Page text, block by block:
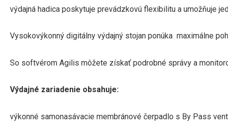
výdajná hadica poskytuje prevádzkovú flexibilitu a umožňuje
Vysokovýkonný digitálny výdajný stojan ponúka maximálne
So softvérom Agilis môžete získať podrobné správy a
Výdajné zariadenie obsahuje:
výkonné samonasávacie membránové čerpadlo s By Pass